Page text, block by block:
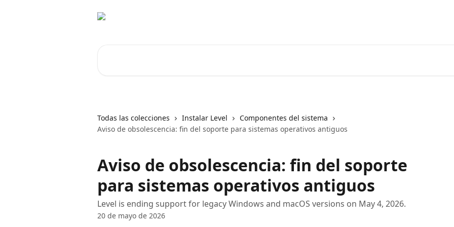
Todas las colecciones Instalar Level
Componentes del sistema
Aviso de obsolescencia: fin del soporte para sistemas operativos antiguos
Aviso de obsolescencia: fin del soporte
para sistemas operativos antiguos
Level is ending support for legacy Windows and macOS versions on May 4, 2026.
20 de mayo de 2026